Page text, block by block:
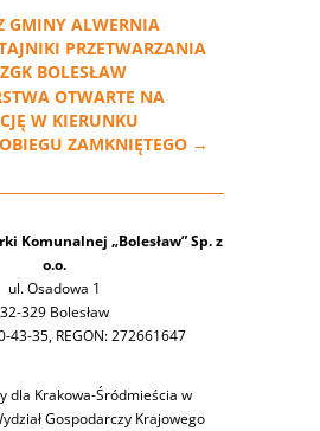
GMINY ALWERNIA
PRZETWARZANIA
BOLESŁAW
OTWARTE NA
W KIERUNKU
ZAMKNIĘTEGO→
Komunalnej „Bolesław” Sp. z
o.o.
ul. Osadowa 1
32-329 Bolesław
43-35, REGON: 272661647
dla Krakowa-Śródmieścia w
Gospodarczy Krajowego